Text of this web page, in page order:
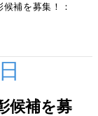
補を募集！：
候補を募